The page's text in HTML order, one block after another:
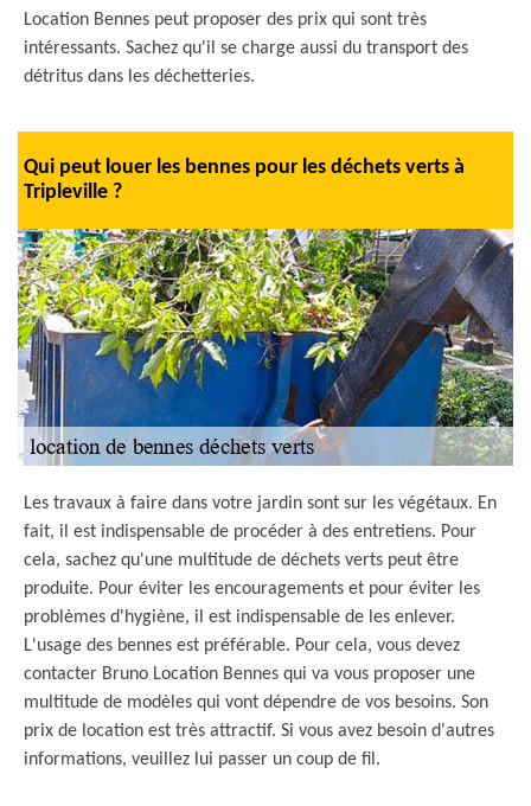
Location Bennes peut proposer des prix qui sont très
intéressants. Sachez qu'il se charge aussi du transport des
détritus dans les déchetteries.
Qui peut louer les bennes pour les déchets verts à
Tripleville ?
Les travaux à faire dans votre jardin sont sur les végétaux. En
fait, il est indispensable de procéder à des entretiens. Pour
cela, sachez qu'une multitude de déchets verts peut être
produite. Pour éviter les encouragements et pour éviter les
problèmes d'hygiène, il est indispensable de les enlever.
L'usage des bennes est préférable. Pour cela, vous devez
contacter Bruno Location Bennes qui va vous proposer une
multitude de modèles qui vont dépendre de vos besoins. Son
prix de location est très attractif. Si vous avez besoin d'autres
informations, veuillez lui passer un coup de fil.